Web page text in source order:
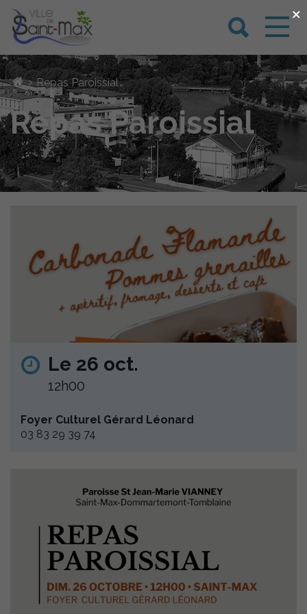
› Repas Paroissial
Repas Paroissial
Le 26 oct.
12h00
Foyer Culturel Gérard Léonard
03 83 29 39 74
×